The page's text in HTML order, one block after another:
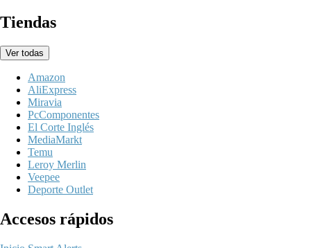
Tiendas
Ver todas
Amazon
AliExpress
Miravia
PcComponentes
El Corte Inglés
MediaMarkt
Temu
Leroy Merlin
Veepee
Deporte Outlet
Accesos rápidos